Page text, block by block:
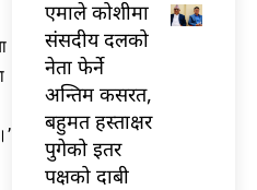
एमाले कोशीमा
संसदीय दलको
नेता फेर्ने
अन्तिम कसरत,
बहुमत हस्ताक्षर
पुगेको इतर
पक्षको दाबी